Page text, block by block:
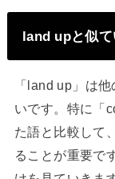
land upと似
「land up」は
いです。特に「
た語と比較して
ることが重要で